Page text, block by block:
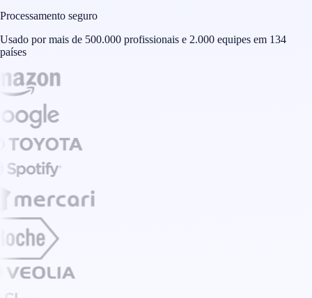
Processamento seguro
Usado por mais de 500.000 profissionais e 2.000 equipes em 134
países